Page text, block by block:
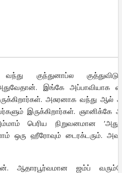
குந்துனாப்ல
இங்கே அப்பாவியாக
அசுரனாக வந்து ஆல்
இருக்கிறார்கள். ஞானிக்கே
பெரிய நிறுவனமான
ஒரு ஹீரோவும் டைரக்டரும்.
ஆதாரபூர்வமான ஜம்ப்